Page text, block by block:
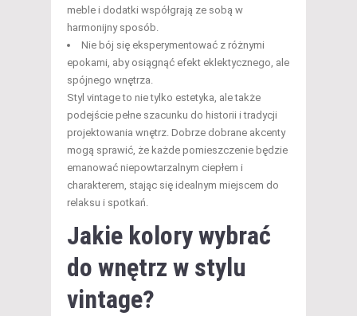
meble i dodatki współgrają ze sobą w
harmonijny sposób.
Nie bój się eksperymentować z różnymi
epokami, aby osiągnąć efekt eklektycznego, ale
spójnego wnętrza.
Styl vintage to nie tylko estetyka, ale także
podejście pełne szacunku do historii i tradycji
projektowania wnętrz. Dobrze dobrane akcenty
mogą sprawić, że każde pomieszczenie będzie
emanować niepowtarzalnym ciepłem i
charakterem, stając się idealnym miejscem do
relaksu i spotkań.
Jakie kolory wybrać
do wnętrz w stylu
vintage?